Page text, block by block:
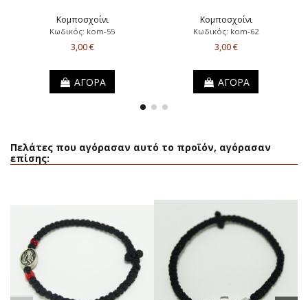
Κομποσχοίνι
Κωδικός: kom-55
3,00 €
ΑΓΟΡΑ
Κομποσχοίνι
Κωδικός: kom-62
3,00 €
ΑΓΟΡΑ
Πελάτες που αγόρασαν αυτό το προϊόν, αγόρασαν
επίσης: